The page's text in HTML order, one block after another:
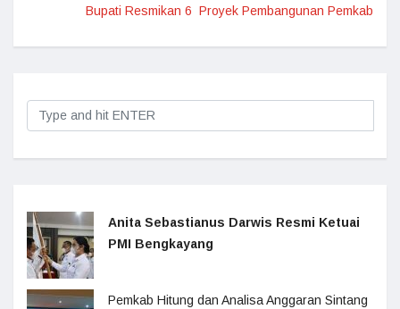
Bupati Resmikan 6 Proyek Pembangunan Pemkab
Anita Sebastianus Darwis Resmi Ketuai
PMI Bengkayang
Pemkab Hitung dan Analisa Anggaran Sintang